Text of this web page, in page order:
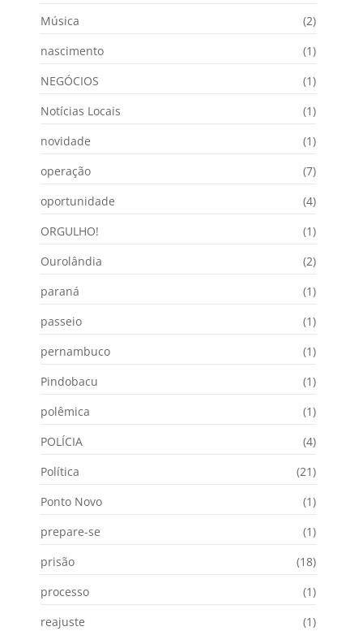
Música
(2)
nascimento
(1)
NEGÓCIOS
(1)
Notícias Locais
(1)
novidade
(1)
operação
(7)
oportunidade
(4)
ORGULHO!
(1)
Ourolândia
(2)
paraná
(1)
passeio
(1)
pernambuco
(1)
Pindobacu
(1)
polêmica
(1)
POLÍCIA
(4)
Política
(21)
Ponto Novo
(1)
prepare-se
(1)
prisão
(18)
processo
(1)
reajuste
(1)